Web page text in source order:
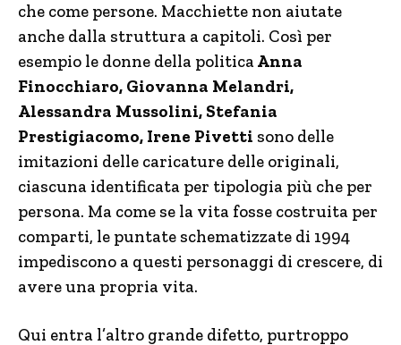
che come persone. Macchiette non aiutate
anche dalla struttura a capitoli. Così per
esempio le donne della politicaAnna
Finocchiaro, Giovanna Melandri,
Alessandra Mussolini, Stefania
Prestigiacomo, Irene Pivetti sono delle
imitazioni delle caricature delle originali,
ciascuna identificata per tipologia più che per
persona. Ma come se la vita fosse costruita per
comparti, le puntate schematizzate di 1994
impediscono a questi personaggi di crescere, di
avere una propria vita.
Qui entra l’altro grande difetto, purtroppo